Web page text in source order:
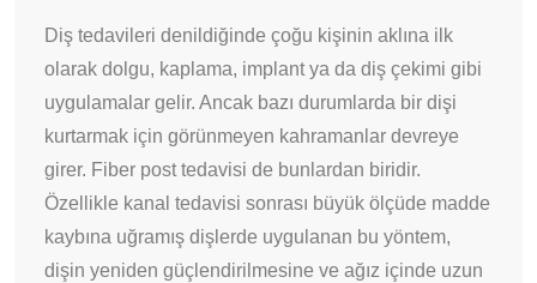
Diş tedavileri denildiğinde çoğu kişinin aklına ilk
olarak dolgu, kaplama, implant ya da diş çekimi gibi
uygulamalar gelir. Ancak bazı durumlarda bir dişi
kurtarmak için görünmeyen kahramanlar devreye
girer. Fiber post tedavisi de bunlardan biridir.
Özellikle kanal tedavisi sonrası büyük ölçüde madde
kaybına uğramış dişlerde uygulanan bu yöntem,
dişin yeniden güçlendirilmesine ve ağız içinde uzun